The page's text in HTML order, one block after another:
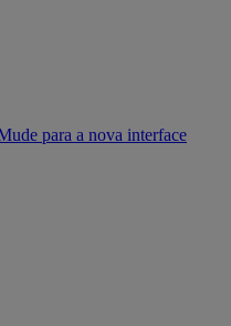
para a nova interface